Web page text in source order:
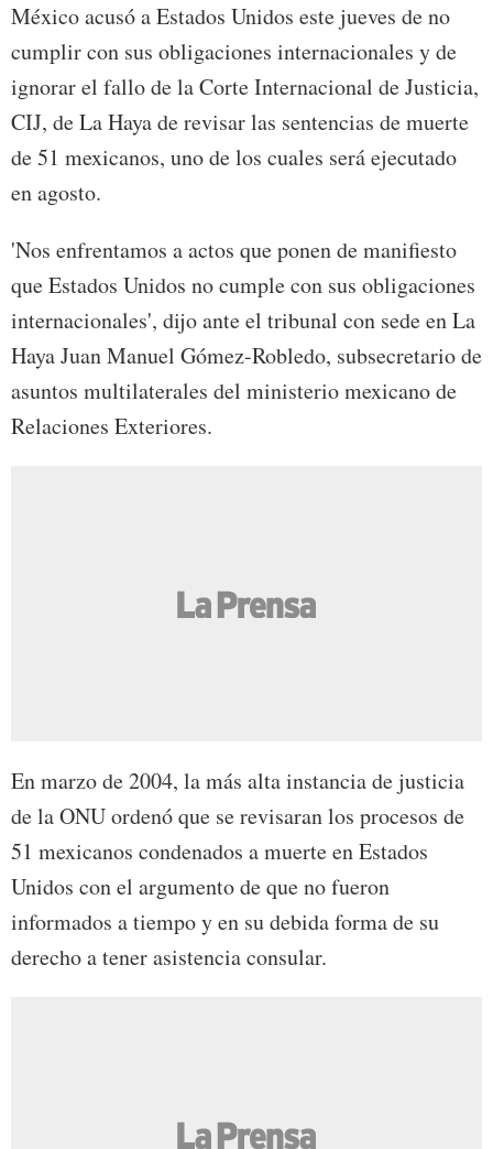
México acusó a Estados Unidos este jueves de no
cumplir con sus obligaciones internacionales y de
ignorar el fallo de la Corte Internacional de Justicia,
CIJ, de La Haya de revisar las sentencias de muerte
de 51 mexicanos, uno de los cuales será ejecutado
en agosto.
'Nos enfrentamos a actos que ponen de manifiesto
que Estados Unidos no cumple con sus obligaciones
internacionales', dijo ante el tribunal con sede en La
Haya Juan Manuel Gómez-Robledo, subsecretario de
asuntos multilaterales del ministerio mexicano de
Relaciones Exteriores.
En marzo de 2004, la más alta instancia de justicia
de la ONU ordenó que se revisaran los procesos de
51 mexicanos condenados a muerte en Estados
Unidos con el argumento de que no fueron
informados a tiempo y en su debida forma de su
derecho a tener asistencia consular.